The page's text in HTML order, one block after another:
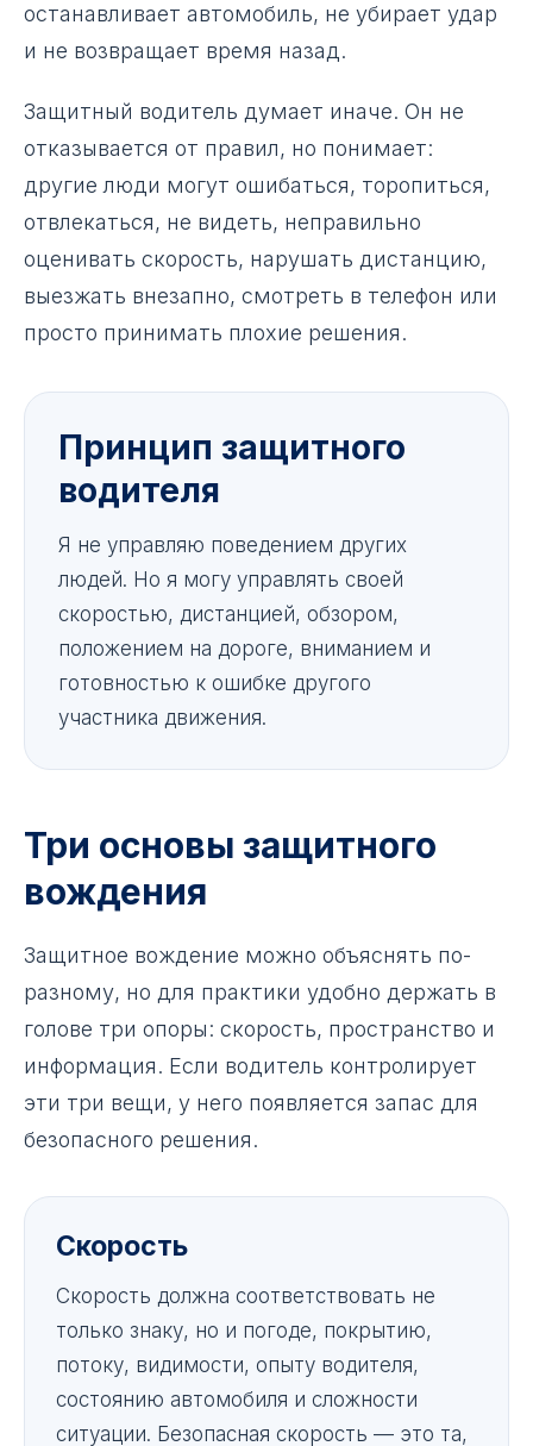
останавливает автомобиль, не убирает удар
и не возвращает время назад.
Защитный водитель думает иначе. Он не
отказывается от правил, но понимает:
другие люди могут ошибаться, торопиться,
отвлекаться, не видеть, неправильно
оценивать скорость, нарушать дистанцию,
выезжать внезапно, смотреть в телефон или
просто принимать плохие решения.
Принцип защитного
водителя
Я не управляю поведением других
людей. Но я могу управлять своей
скоростью, дистанцией, обзором,
положением на дороге, вниманием и
готовностью к ошибке другого
участника движения.
Три основы защитного
вождения
Защитное вождение можно объяснять по-
разному, но для практики удобно держать в
голове три опоры: скорость, пространство и
информация. Если водитель контролирует
эти три вещи, у него появляется запас для
безопасного решения.
Скорость
Скорость должна соответствовать не
только знаку, но и погоде, покрытию,
потоку, видимости, опыту водителя,
состоянию автомобиля и сложности
ситуации. Безопасная скорость — это та,